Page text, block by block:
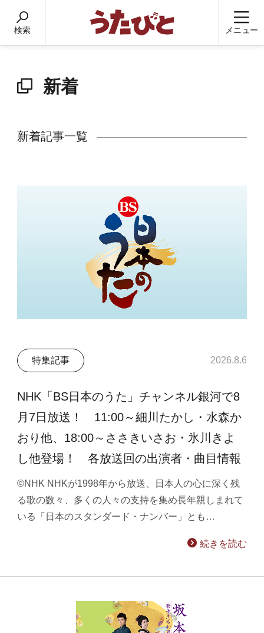
検索 メニュー
新着
新着記事一覧
特集記事 2026.8.6
NHK「BS日本のうた」チャンネル銀河で8
月7日放送！ 11:00～細川たかし・水森か
おり他、18:00～ささきいさお・氷川きよ
し他登場！ 各放送回の出演者・曲目情報
©NHK NHKが1998年から放送、日本人の心に深く残
る歌の数々、多くの人々の支持を集め長年親しまれて
いる「日本のスタンダード・ナンバー」とも…
続きを読む